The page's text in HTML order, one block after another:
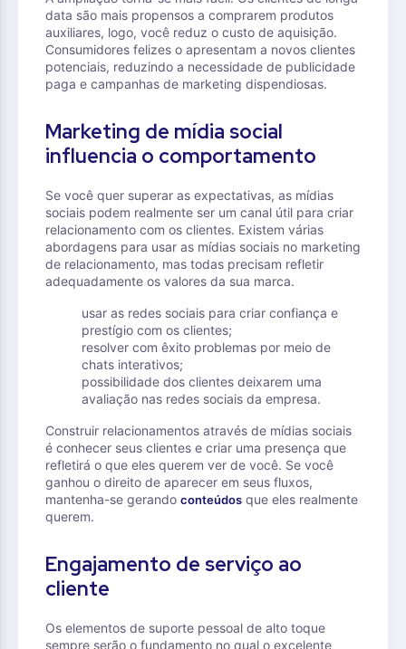
data são mais propensos a comprarem produtos
auxiliares, logo, você reduz o custo de aquisição.
Consumidores felizes o apresentam a novos clientes
potenciais, reduzindo a necessidade de publicidade
paga e campanhas de marketing dispendiosas.
Marketing de mídia social
influencia o comportamento
Se você quer superar as expectativas, as mídias
sociais podem realmente ser um canal útil para criar
relacionamento com os clientes. Existem várias
abordagens para usar as mídias sociais no marketing
de relacionamento, mas todas precisam refletir
adequadamente os valores da sua marca.
usar as redes sociais para criar confiança e
prestígio com os clientes;
resolver com êxito problemas por meio de
chats interativos;
possibilidade dos clientes deixarem uma
avaliação nas redes sociais da empresa.
Construir relacionamentos através de mídias sociais
é conhecer seus clientes e criar uma presença que
refletirá o que eles querem ver de você. Se você
ganhou o direito de aparecer em seus fluxos,
mantenha-se gerando conteúdos que eles realmente
querem.
Engajamento de serviço ao
cliente
Os elementos de suporte pessoal de alto toque
sempre serão o fundamento no qual o excelente